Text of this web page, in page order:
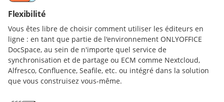
Flexibilité
Vous êtes libre de choisir comment utiliser les éditeurs en
ligne : en tant que partie de l'environnement ONLYOFFICE
DocSpace, au sein de n'importe quel service de
synchronisation et de partage ou ECM comme Nextcloud,
Alfresco, Confluence, Seafile, etc. ou intégré dans la solution
que vous construisez vous-même.